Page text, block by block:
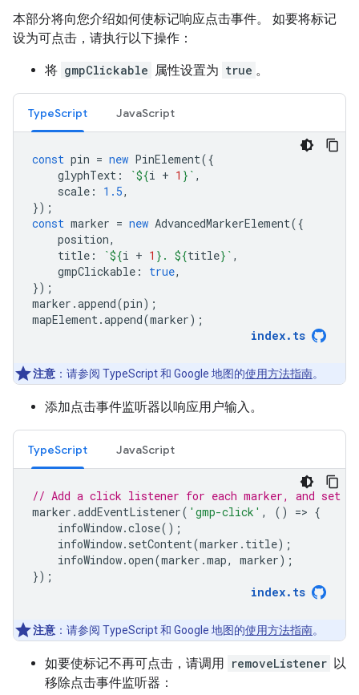
本部分将向您介绍如何使标记响应点击事件。 如要将标记
设为可点击，请执行以下操作：
将 gmpClickable 属性设置为 true 。
TypeScript JavaScript
const pin = new PinElement({
glyphText : `${i + 1 } ` ,
scale : 1.5,
});
const marker = new AdvancedMarkerElement({
position,
title : `${i + 1 } . ${title} ` ,
gmpClickable : true,
});
marker .append(pin);
mapElement.append(marker);
index. ts
注意 ：请参阅 TypeScript 和 Google 地图的使用方法指南。
添加点击事件监听器以响应用户输入。
TypeScript JavaScript
// Add a click listener for each marker, and set
marker .addEventListener( 'gmp-click' , () => {
infoWindow.close();
infoWindow. setContent(marker . title);
infoWindow.open(marker .map, marker);
});
index. ts
注意 ：请参阅 TypeScript 和 Google 地图的使用方法指南。
如要使标记不再可点击，请调用 removeListener 以
移除点击事件监听器：